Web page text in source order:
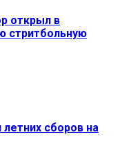
открыл в
стритбольную
сборов на